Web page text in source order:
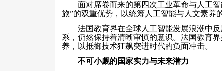
面对席卷而来的第四次工业革命与人工智
旅”的双重优势，以统筹人工智能与人文素养
法国教育界在全球人工智能发展浪潮中反
系，仍然保持着清晰审慎的意识。法国教育
养，以抵御技术狂飙突进时代的负面冲击。
不可小觑的国家实力与未来潜力